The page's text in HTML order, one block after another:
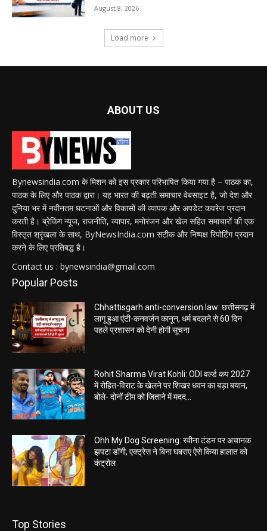
August 8, 2026
Load more
ABOUT US
Bynewsindia.com के मिशन को इस प्रकार परिभाषित किया गया है – पाठक का,
पाठक के लिए और पाठक द्वारा। यह भारत की बढ़ती समाचार वेबसाइट है, जो देश और
दुनिया भर में नवीनतम घटनाओं और विकासों की व्यापक और अपडेट कवरेज प्रदान
करती है। ब्रेकिंग न्यूज, राजनीति, व्यापार, मनोरंजन और खेल सहित समाचारों की एक
विस्तृत श्रृंखला के साथ, ByNewsIndia.com सटीक और निष्पक्ष रिपोर्टिंग प्रदान
करने के लिए प्रतिबद्ध है।
Contact us : bynewsindia@gmail.com
Popular Posts
Chhattisgarh anti-conversion law: छत्तीसगढ़ में
लागू हुआ एंटी-कनवर्जन कानून, धर्म बदलने से 60 दिन
पहले प्रशासन को देनी होगी सूचना
Rohit Sharma Virat Kohli: ODI वर्ल्ड कप 2027
में रोहित-विराट के खेलने पर शिखर धवन का बड़ा बयान,
बोले- दोनों टीम को जिताने में मदद...
Ohh My Dog Screening: रवीना टंडन पर अचानक
झपटा डॉगी, एक्ट्रेस ने बिना घबराए ऐसे किया हालात को
कंट्रोल
Top Stories